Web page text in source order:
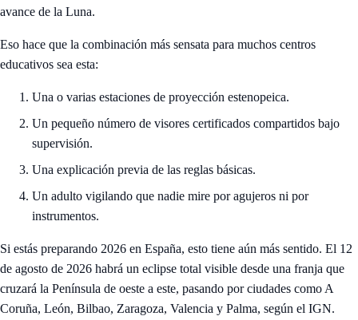
avance de la Luna.
Eso hace que la combinación más sensata para muchos centros
educativos sea esta:
Una o varias estaciones de proyección estenopeica.
Un pequeño número de visores certificados compartidos bajo
supervisión.
Una explicación previa de las reglas básicas.
Un adulto vigilando que nadie mire por agujeros ni por
instrumentos.
Si estás preparando 2026 en España, esto tiene aún más sentido. El 12
de agosto de 2026 habrá un eclipse total visible desde una franja que
cruzará la Península de oeste a este, pasando por ciudades como A
Coruña, León, Bilbao, Zaragoza, Valencia y Palma, según el IGN.